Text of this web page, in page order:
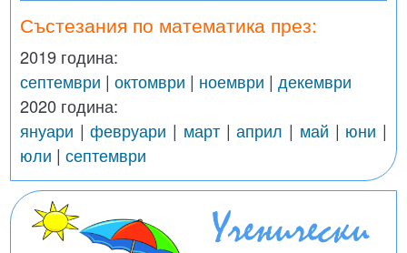
Състезания по математика през:
2019 година:
септември | октомври | ноември | декември
2020 година:
януари |февруари | март|април | май | юни |
юли | септември